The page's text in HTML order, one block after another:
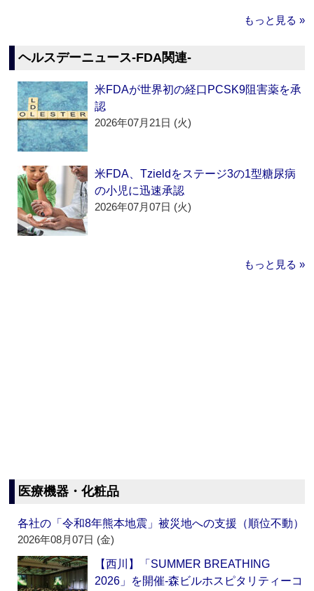
もっと見る »
ヘルスデーニュース‐FDA関連‐
米FDAが世界初の経口PCSK9阻害薬を承
認
2026年07月21日 (火)
米FDA、Tzieldをステージ3の1型糖尿病
の小児に迅速承認
2026年07月07日 (火)
もっと見る »
医療機器・化粧品
各社の「令和8年熊本地震」被災地への支援（順位不動）
2026年08月07日 (金)
【西川】「SUMMER BREATHING
2026」を開催‐森ビルホスピタリティーコ